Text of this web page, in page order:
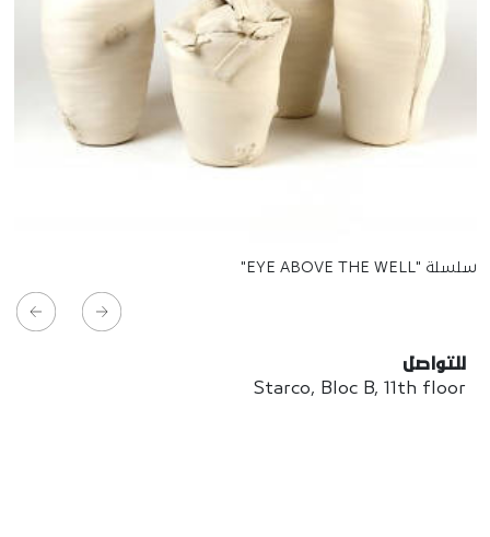
سلسلة "EYE ABOVE THE WELL"
للتواصل
Starco, Bloc B, 11th floor